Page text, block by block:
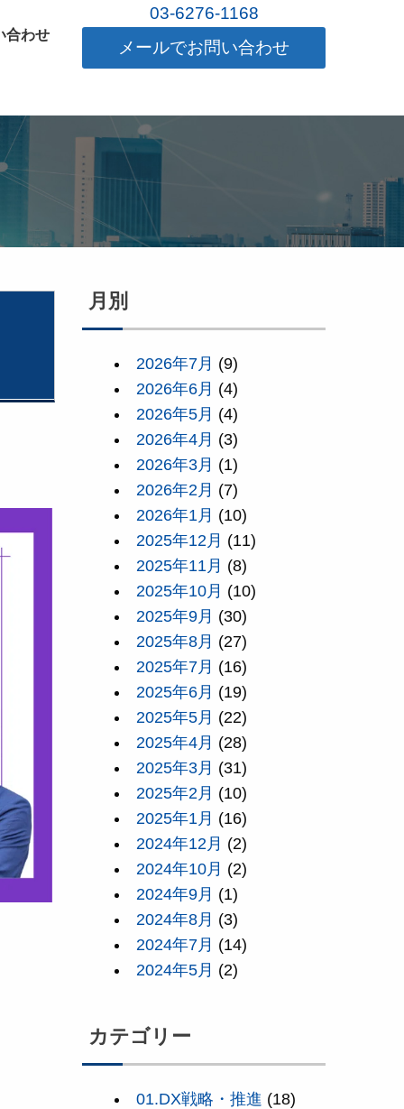
合わせ
03-6276-1168
メールでお問い合わせ
月別
2026年7月 (9)
2026年6月 (4)
2026年5月 (4)
2026年4月 (3)
2026年3月 (1)
2026年2月 (7)
2026年1月 (10)
2025年12月 (11)
2025年11月 (8)
2025年10月 (10)
2025年9月 (30)
2025年8月 (27)
2025年7月 (16)
2025年6月 (19)
2025年5月 (22)
2025年4月 (28)
2025年3月 (31)
2025年2月 (10)
2025年1月 (16)
2024年12月 (2)
2024年10月 (2)
2024年9月 (1)
2024年8月 (3)
2024年7月 (14)
2024年5月 (2)
カテゴリー
01.DX戦略・推進 (18)